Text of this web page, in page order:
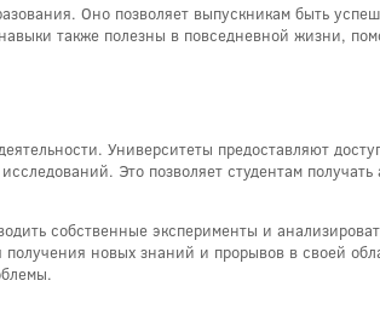
Оно позволяет выпускникам быть
также полезны в повседневной жизни,
Университеты предоставляют
Это позволяет студентам получать
собственные эксперименты и
новых знаний и прорывов в своей